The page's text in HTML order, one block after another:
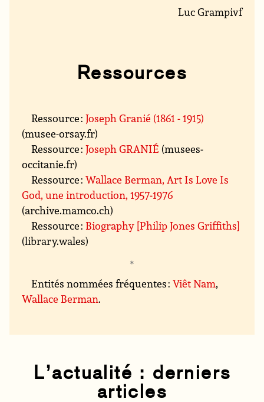
Luc Grampivf
Ressources
Ressource :Joseph Granié (1861 - 1915)
(musee-orsay.fr)
Ressource :Joseph GRANIÉ (musees-
occitanie.fr)
Ressource :Wallace Berman, Art Is Love Is
God, une introduction, 1957-1976
(archive.mamco.ch)
Ressource : Biography [Philip Jones Griffiths]
(library.wales)
Entités nommées fréquentes :Viêt Nam,
Wallace Berman.
L’actualité : derniers
articles